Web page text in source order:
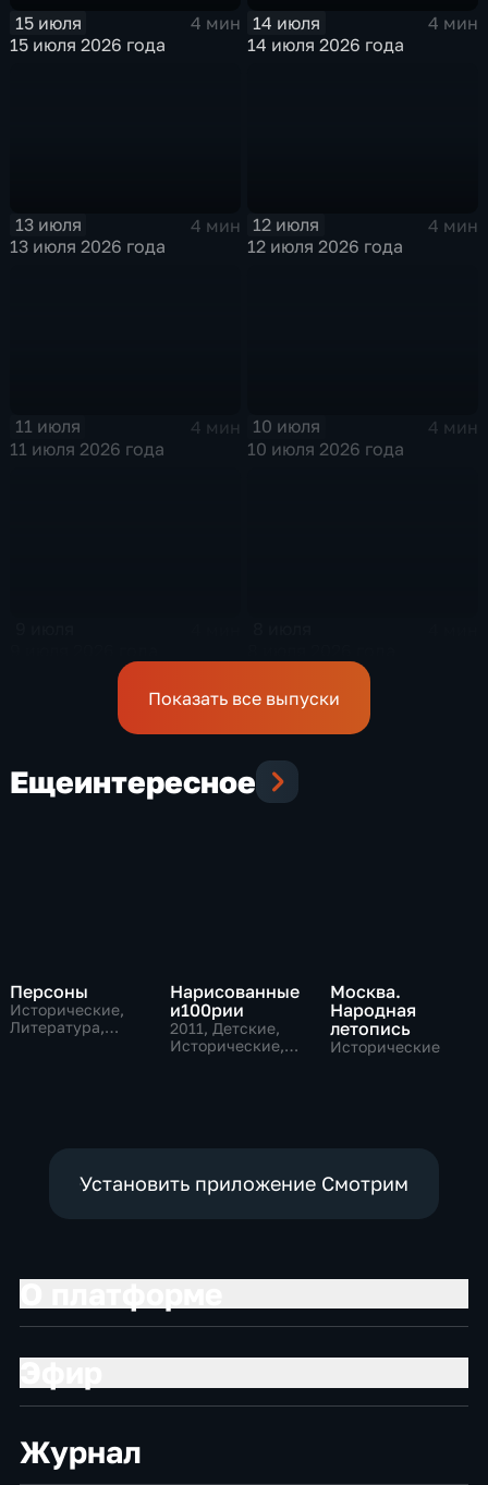
15 июля
4 мин
15 июля 2026 года
14 июля
4 мин
14 июля 2026 года
13 июля
4 мин
13 июля 2026 года
12 июля
4 мин
12 июля 2026 года
11 июля
4 мин
11 июля 2026 года
10 июля
4 мин
10 июля 2026 года
Показать все выпуски
Ещеинтересное
Персоны
Исторические,
Литература,
Нарисованные
и100рии
2011, Детские,
Исторические,
Москва.
Народная
летопись
Исторические
Установить приложение Смотрим
Журнал